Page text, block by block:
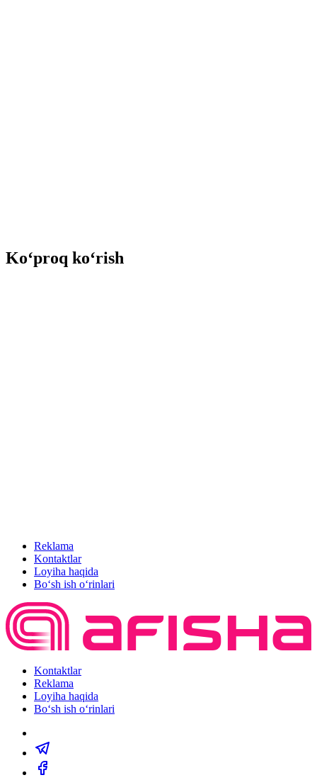
Ko‘proq ko‘rish
Reklama
Kontaktlar
Loyiha haqida
Bo‘sh ish o‘rinlari
Kontaktlar
Reklama
Loyiha haqida
Bo‘sh ish o‘rinlari